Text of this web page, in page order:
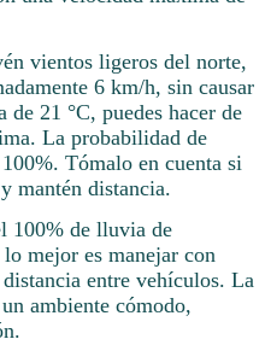
vientos ligeros del norte,
6 km/h, sin causar
21 °C, puedes hacer de
La probabilidad de
Tómalo en cuenta si
mantén distancia.
100% de lluvia de
mejor es manejar con
entre vehículos. La
ambiente cómodo,